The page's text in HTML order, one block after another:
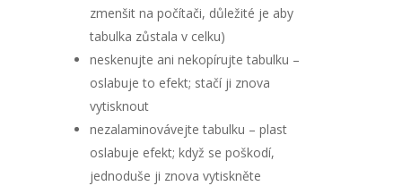
zmenšit na počítači, důležité je aby
tabulka zůstala v celku)
neskenujte ani nekopírujte tabulku –
oslabuje to efekt; stačí ji znova
vytisknout
nezalaminovávejte tabulku – plast
oslabuje efekt; když se poškodí,
jednoduše ji znova vytiskněte